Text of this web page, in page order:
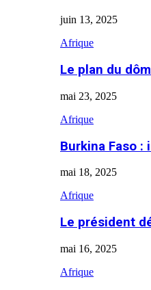
juin 13, 2025
Afrique
Le plan du
mai 23, 2025
Afrique
Burkina Faso
mai 18, 2025
Afrique
Le président
mai 16, 2025
Afrique